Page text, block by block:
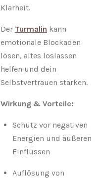
Klarheit.
Der Turmalin kann
emotionale Blockaden
lösen, altes loslassen
helfen und dein
Selbstvertrauen stärken.
Wirkung & Vorteile:
Schutz vor negativen
Energien und äußeren
Einflüssen
Auflösung von